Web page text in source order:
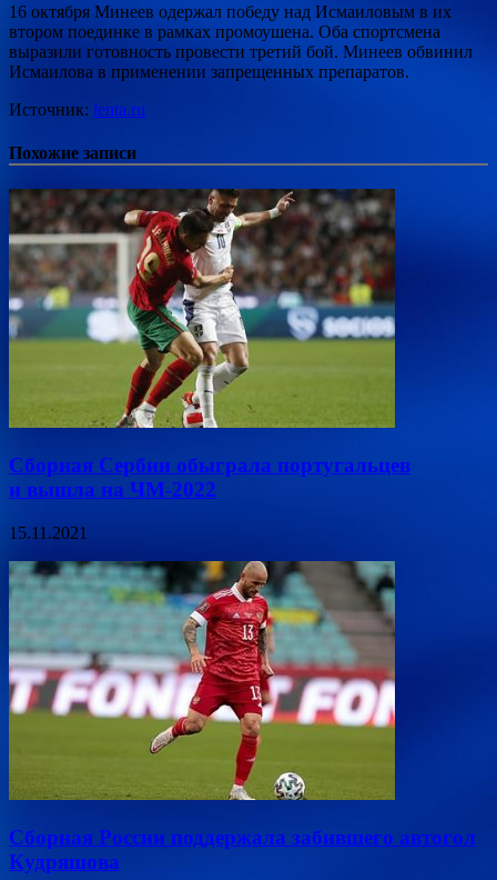
16 октября Минеев одержал победу над Исмаиловым в их
втором поединке в рамках промоушена. Оба спортсмена
выразили готовность провести третий бой. Минеев обвинил
Исмаилова в применении запрещенных препаратов.
Источник: lenta.ru
Похожие записи
Сборная Сербии обыграла португальцев
и вышла на ЧМ-2022
15.11.2021
Сборная России поддержала забившего автогол
Кудряшова